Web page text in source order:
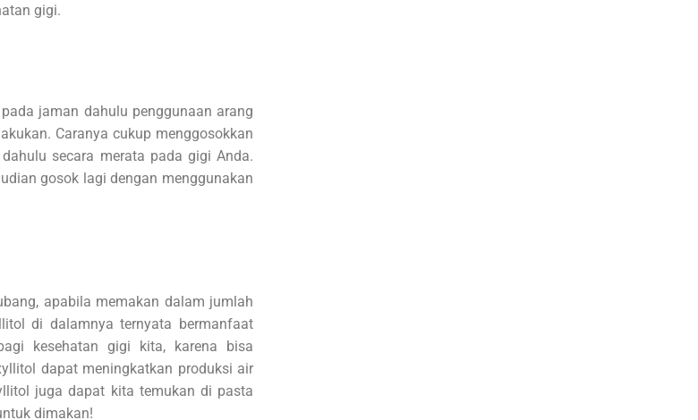
gigi.
jaman dahulu penggunaan arang
Caranya cukup menggosokkan
secara merata pada gigi Anda.
gosok lagi dengan menggunakan
apabila memakan dalam jumlah
di dalamnya ternyata bermanfaat
kesehatan gigi kita, karena bisa
dapat meningkatkan produksi air
juga dapat kita temukan di pasta
dimakan!